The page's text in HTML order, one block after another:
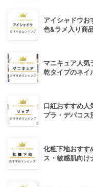
アイシャドウお
色&ラメ入り商
マニキュア人気
乾タイプのネイ
口紅おすすめ人
プラ・デパコス
化粧下地おすす
ス・敏感肌向け